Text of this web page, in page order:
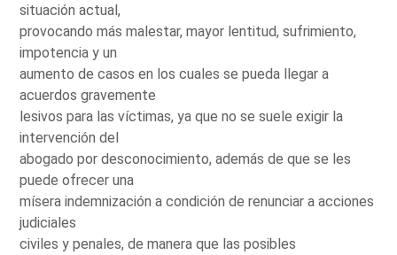
situación actual,
provocando más malestar, mayor lentitud, sufrimiento,
impotencia y un
aumento de casos en los cuales se pueda llegar a
acuerdos gravemente
lesivos para las víctimas, ya que no se suele exigir la
intervención del
abogado por desconocimiento, además de que se les
puede ofrecer una
mísera indemnización a condición de renunciar a acciones
judiciales
civiles y penales, de manera que las posibles